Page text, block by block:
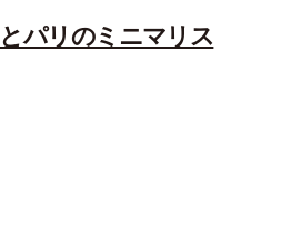
とパリのミニマリス